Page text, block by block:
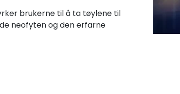
brukerne til å ta tøylene til
neofyten og den erfarne